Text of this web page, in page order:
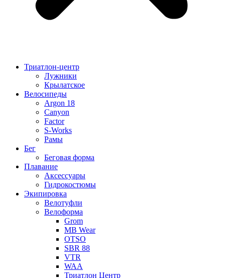
Триатлон-центр
Лужники
Крылатское
Велосипеды
Argon 18
Canyon
Factor
S-Works
Рамы
Бег
Беговая форма
Плавание
Аксессуары
Гидрокостюмы
Экипировка
Велотуфли
Велоформа
Grom
MB Wear
OTSO
SBR 88
VTR
WAA
Триатлон Центр